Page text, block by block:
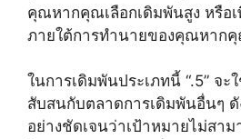
คุณหากคุณเลือกเดิมพันสูง หรือเ
ภายใต้การทำนายของคุณหาก
ในการเดิมพันประเภทนี้ “.5” จะ
สับสนกับตลาดการเดิมพันอื่นๆ
อย่างชัดเจนว่าเป้าหมายไม่สาม